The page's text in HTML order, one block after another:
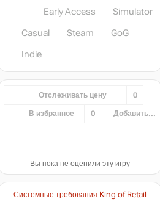
Early Access Simulator
Casual Steam GoG
Indie
Отслеживать цену 0
В избранное 0 Добавить...
Вы пока не оценили эту игру
Системные требования King of Retail